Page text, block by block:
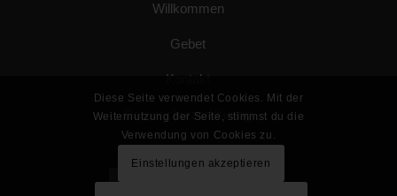
Willkommen
Gebet
Kontakt
Datenschutzerklärung
Impressum
Gemeinde Gottes KdöR
Diese Seite verwendet Cookies. Mit der
Weiternutzung der Seite, stimmst du die
Verwendung von Cookies zu.
Einstellungen akzeptieren